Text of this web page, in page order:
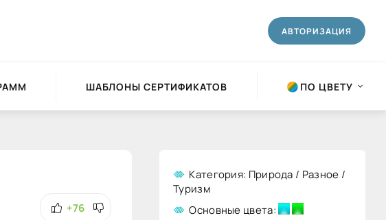
АВТОРИЗАЦИЯ
ШАБЛОНЫ СЕРТИФИКАТОВ ПО ЦВЕТУ
+76
Категория: Природа / Разное /
Туризм
Основные цвета: